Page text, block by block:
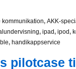
kommunikation, AKK-
, ipad, ipod,
, handikappservice
pilotcase